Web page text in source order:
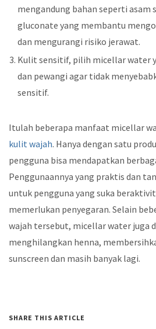
mengandung bahan seperti asam
gluconate yang membantu
dan mengurangi risiko jerawat.
Kulit sensitif, pilih micellar water
dan pewangi agar tidak
sensitif.
Itulah beberapa manfaat micellar
kulit wajah. Hanya dengan satu
pengguna bisa mendapatkan
Penggunaannya yang praktis dan
untuk pengguna yang suka
memerlukan penyegaran. Selain
wajah tersebut, micellar water juga
menghilangkan henna,
sunscreen dan masih banyak lagi.
SHARE THIS ARTICLE